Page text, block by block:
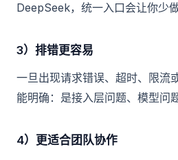
DeepSeek，统一入口会让你少
3）排错更容易
一旦出现请求错误、超时、限流
能明确：是接入层问题、模型问
4）更适合团队协作